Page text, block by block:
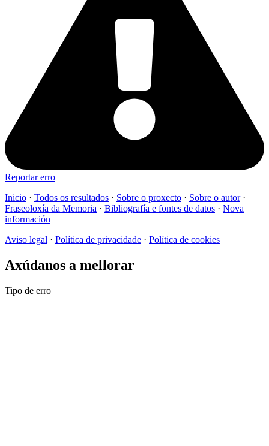
Reportar erro
Inicio · Todos os resultados · Sobre o proxecto · Sobre o autor·
Fraseoloxía da Memoria · Bibliografía e fontes de datos · Nova
información
Aviso legal · Política de privacidade · Política de cookies
Axúdanos a mellorar
Tipo de erro